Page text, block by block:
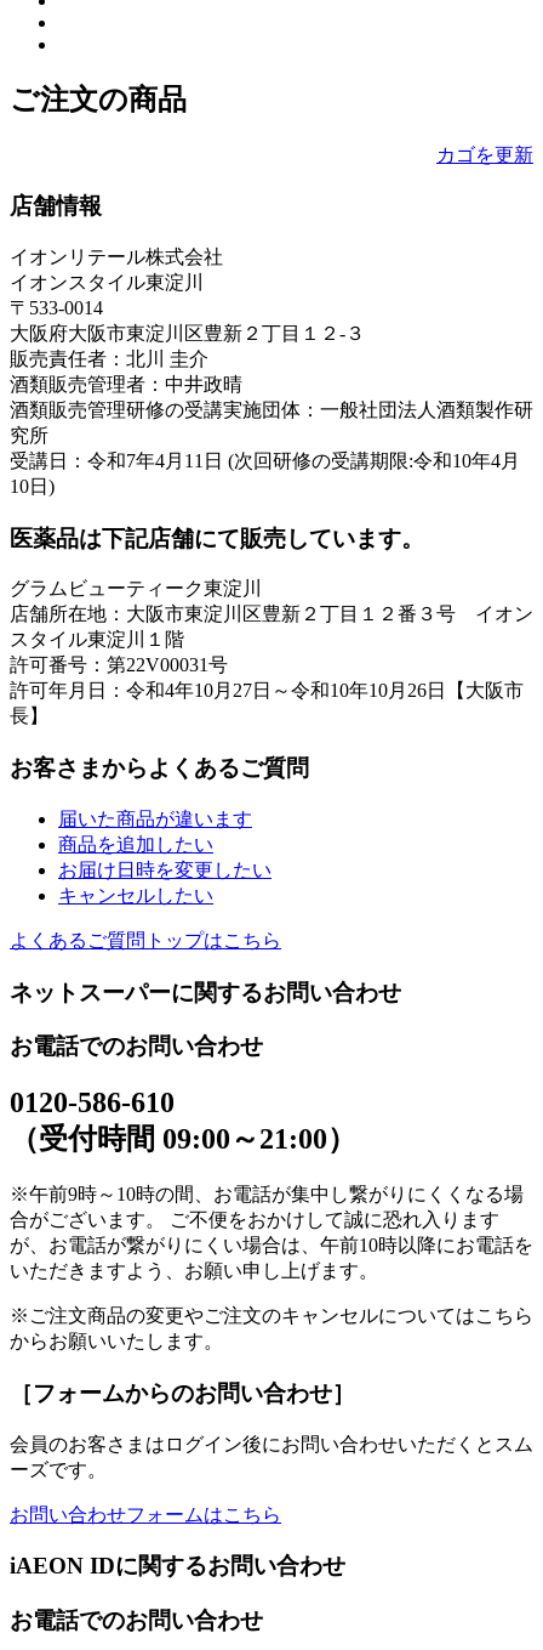
ご注文の商品
カゴを更新
店舗情報
イオンリテール株式会社
イオンスタイル東淀川
〒533-0014
大阪府大阪市東淀川区豊新２丁目１２-３
販売責任者：北川 圭介
酒類販売管理者：中井政晴
酒類販売管理研修の受講実施団体：一般社団法人酒類製作研
究所
受講日：令和7年4月11日 (次回研修の受講期限:令和10年4月
10日)
医薬品は下記店舗にて販売しています。
グラムビューティーク東淀川
店舗所在地：大阪市東淀川区豊新２丁目１２番３号 イオン
スタイル東淀川１階
許可番号：第22V00031号
許可年月日：令和4年10月27日～令和10年10月26日【大阪市
長】
お客さまからよくあるご質問
届いた商品が違います
商品を追加したい
お届け日時を変更したい
キャンセルしたい
よくあるご質問トップはこちら
ネットスーパーに関するお問い合わせ
お電話でのお問い合わせ
0120-586-610
（受付時間 09:00～21:00）
※午前9時～10時の間、お電話が集中し繋がりにくくなる場
合がございます。 ご不便をおかけして誠に恐れ入ります
が、お電話が繋がりにくい場合は、午前10時以降にお電話を
いただきますよう、お願い申し上げます。
※ご注文商品の変更やご注文のキャンセルについてはこちら
からお願いいたします。
［フォームからのお問い合わせ］
会員のお客さまはログイン後にお問い合わせいただくとスム
ーズです。
お問い合わせフォームはこちら
iAEON IDに関するお問い合わせ
お電話でのお問い合わせ